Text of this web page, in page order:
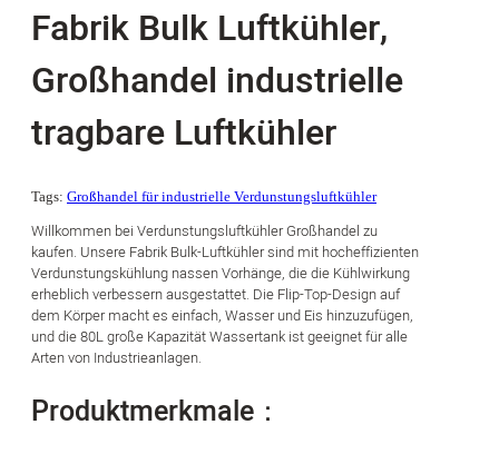
Fabrik Bulk Luftkühler,
Großhandel industrielle
tragbare Luftkühler
Tags: Großhandel für industrielle Verdunstungsluftkühler
Willkommen bei Verdunstungsluftkühler Großhandel zu
kaufen. Unsere Fabrik Bulk-Luftkühler sind mit hocheffizienten
Verdunstungskühlung nassen Vorhänge, die die Kühlwirkung
erheblich verbessern ausgestattet. Die Flip-Top-Design auf
dem Körper macht es einfach, Wasser und Eis hinzuzufügen,
und die 80L große Kapazität Wassertank ist geeignet für alle
Arten von Industrieanlagen.
Produktmerkmale：